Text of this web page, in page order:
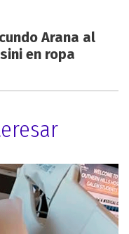
Arana al
en ropa